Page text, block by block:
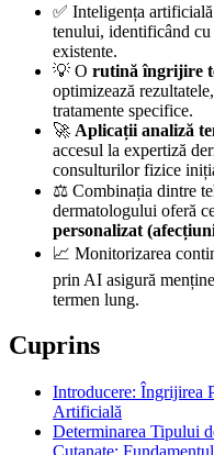
✅ Inteligența
tenului, identificând
existente.
💡 O rutină îngrijire
optimizează
tratamente specifice.
🚀 Aplicații analiză
accesul la expertiză
consulturilor fizice
⚖️ Combinația dintre
dermatologului oferă
personalizat
📈 Monitorizarea
prin AI asigură
termen lung.
Cuprins
Introducere: Îngrijirea
Artificială
Determinarea Tipului